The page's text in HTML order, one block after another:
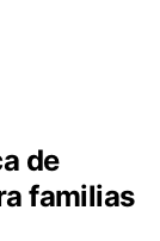
de
familias